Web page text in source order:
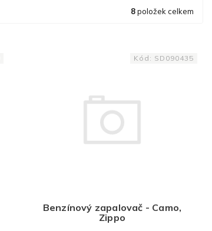
8položek celkem
Benzínový zapalovač - Camo,
Zippo
Kód: SD090435